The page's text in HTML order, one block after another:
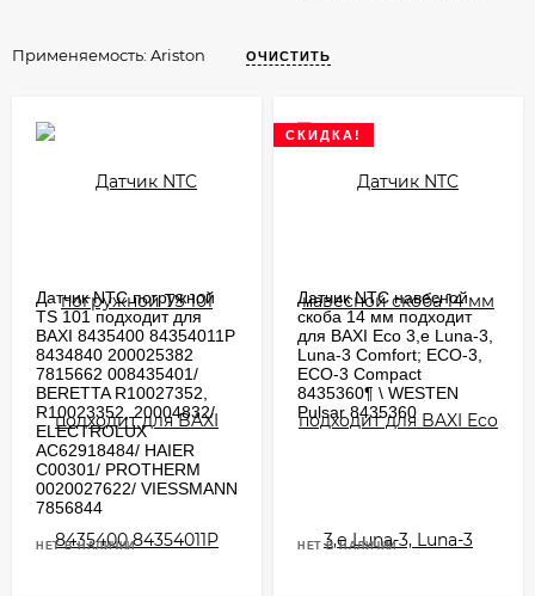
Применяемость: Ariston ОЧИСТИТЬ
Датчик NTC погружной
TS 101 подходит для
BAXI 8435400 84354011P
8434840 200025382
7815662 008435401/
BERETTA R10027352,
R10023352, 20004832/
ELECTROLUX
AC62918484/ HAIER
C00301/ PROTHERM
0020027622/ VIESSMANN
7856844
НЕТ В НАЛИЧИИ
СКИДКА!
Датчик NTC навесной
скоба 14 мм подходит
для BAXI Eco 3,е Luna-3,
Luna-3 Comfort; ECO-3,
ECO-3 Compact
8435360¶ \ WESTEN
Pulsar 8435360
НЕТ В НАЛИЧИИ